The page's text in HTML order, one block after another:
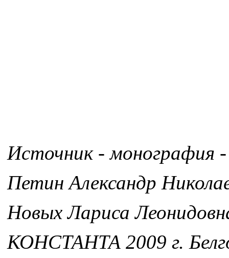
Источник - монография -
Петин Александр
Новых Лариса
КОНСТАНТА 2009 г.